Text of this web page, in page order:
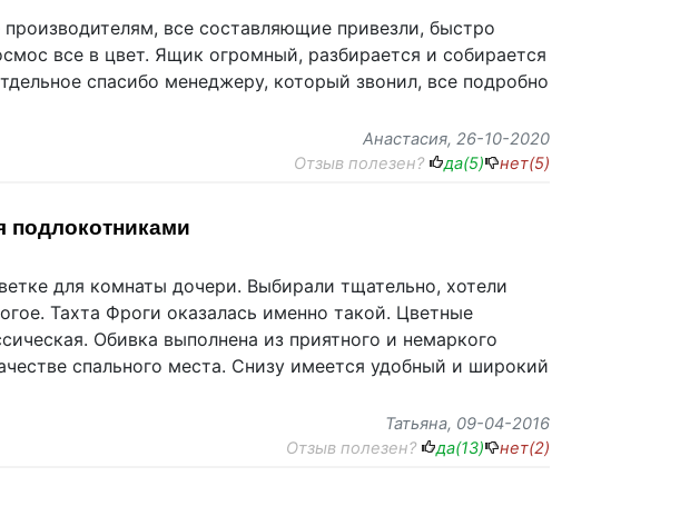
все составляющие привезли, быстро
все в цвет. Ящик огромный, разбирается и собирается
спасибо менеджеру, который звонил, все подробно
Анастасия, 26-10-2020
Отзыв полезен?
да(5) нет(5)
подлокотниками
для комнаты дочери. Выбирали тщательно, хотели
Тахта Фроги оказалась именно такой. Цветные
Обивка выполнена из приятного и немаркого
спального места. Снизу имеется удобный и широкий
Татьяна, 09-04-2016
Отзыв полезен?
да(13) нет(2)